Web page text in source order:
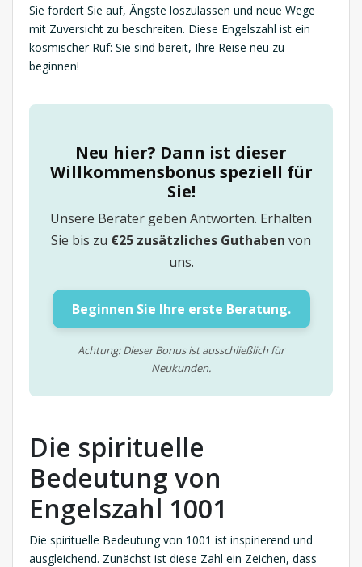
Sie fordert Sie auf, Ängste loszulassen und neue Wege
mit Zuversicht zu beschreiten. Diese Engelszahl ist ein
kosmischer Ruf: Sie sind bereit, Ihre Reise neu zu
beginnen!
Neu hier? Dann ist dieser
Willkommensbonus speziell für
Sie!
Unsere Berater geben Antworten. Erhalten
Sie bis zu €25 zusätzliches Guthaben von
uns.
Beginnen Sie Ihre erste Beratung.
Achtung: Dieser Bonus ist ausschließlich für
Neukunden.
Die spirituelle
Bedeutung von
Engelszahl 1001
Die spirituelle Bedeutung von 1001 ist inspirierend und
ausgleichend. Zunächst ist diese Zahl ein Zeichen, dass